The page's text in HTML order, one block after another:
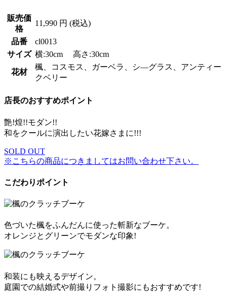
販売価
格
11,990 円 (税込)
品番
cl0013
サイズ 横:30cm 高さ:30cm
花材
楓、コスモス、ガーベラ、シ―グラス、アンティー
クベリー
店長のおすすめポイント
艶!煌!!モダン!!
和をクールに演出したい花嫁さまに!!!
SOLD OUT
※こちらの商品につきましてはお問い合わせ下さい。
こだわりポイント
色づいた楓をふんだんに使った斬新なブーケ。
オレンジとグリーンでモダンな印象!
和装にも映えるデザイン。
庭園での結婚式や前撮りフォト撮影にもおすすめです!